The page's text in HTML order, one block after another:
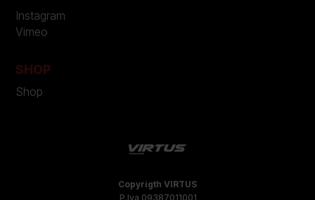
Instagram
Vimeo
SHOP
Shop
Copyrigth VIRTUS
P.Iva 09387011001